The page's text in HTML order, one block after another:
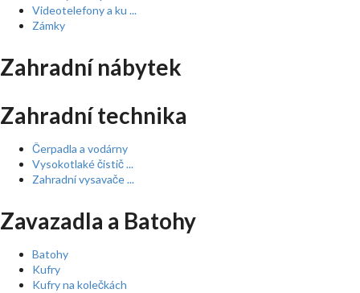
Videotelefony a ku ...
Zámky
Zahradní nábytek
Zahradní technika
Čerpadla a vodárny
Vysokotlaké čistič ...
Zahradní vysavače ...
Zavazadla a Batohy
Batohy
Kufry
Kufry na kolečkách